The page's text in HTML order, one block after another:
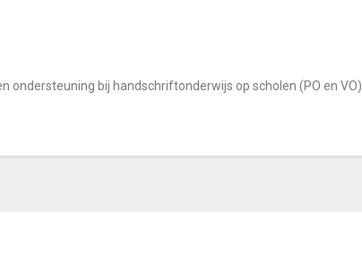
ondersteuning bij handschriftonderwijs op scholen (PO en VO)